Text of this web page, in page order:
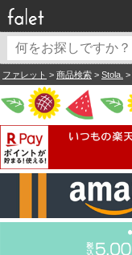
ファレット > 商品検索 > Stola. >